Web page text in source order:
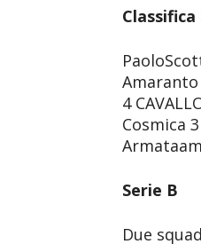
Classifica
4
Cosmica
Serie B
Due